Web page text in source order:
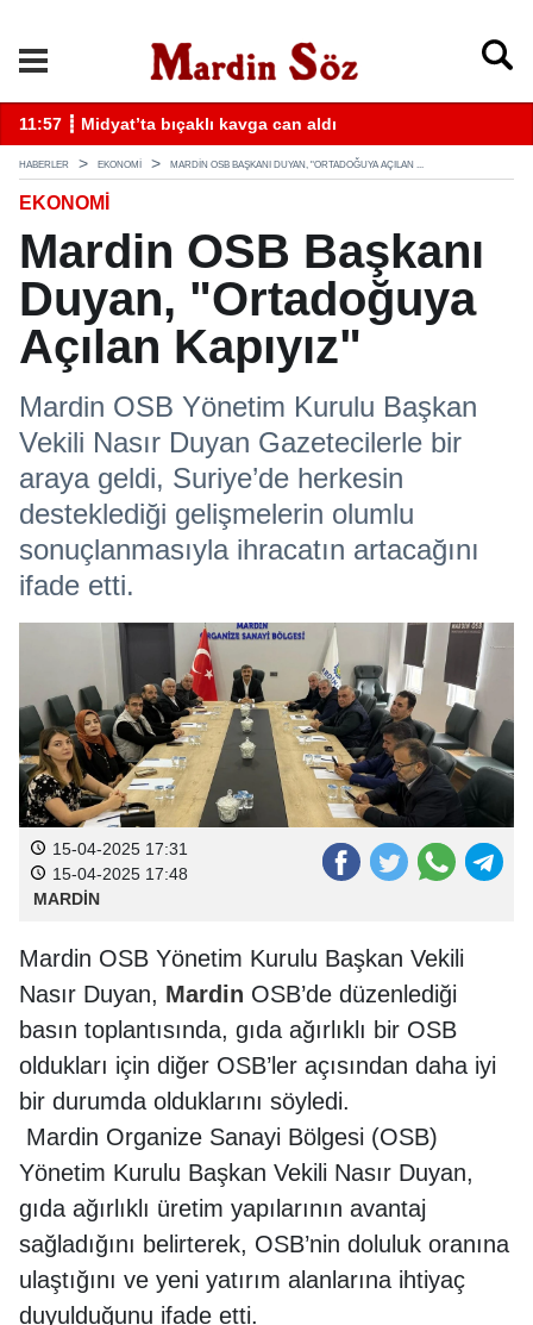
11:57 ┋ Midyat’ta bıçaklı kavga can aldı
HABERLER EKONOMİ MARDIN OSB BAŞKANI DUYAN, "ORTADOĞUYA AÇILAN ...
EKONOMİ
Mardin OSB Başkanı
Duyan, "Ortadoğuya
Açılan Kapıyız"
Mardin OSB Yönetim Kurulu Başkan
Vekili Nasır Duyan Gazetecilerle bir
araya geldi, Suriye’de herkesin
desteklediği gelişmelerin olumlu
sonuçlanmasıyla ihracatın artacağını
ifade etti.
15-04-2025 17:31
15-04-2025 17:48
MARDİN
Mardin OSB Yönetim Kurulu Başkan Vekili
Nasır Duyan, Mardin OSB’de düzenlediği
basın toplantısında, gıda ağırlıklı bir OSB
oldukları için diğer OSB’ler açısından daha iyi
bir durumda olduklarını söyledi.
Mardin Organize Sanayi Bölgesi (OSB)
Yönetim Kurulu Başkan Vekili Nasır Duyan,
gıda ağırlıklı üretim yapılarının avantaj
sağladığını belirterek, OSB’nin doluluk oranına
ulaştığını ve yeni yatırım alanlarına ihtiyaç
duyulduğunu ifade etti.